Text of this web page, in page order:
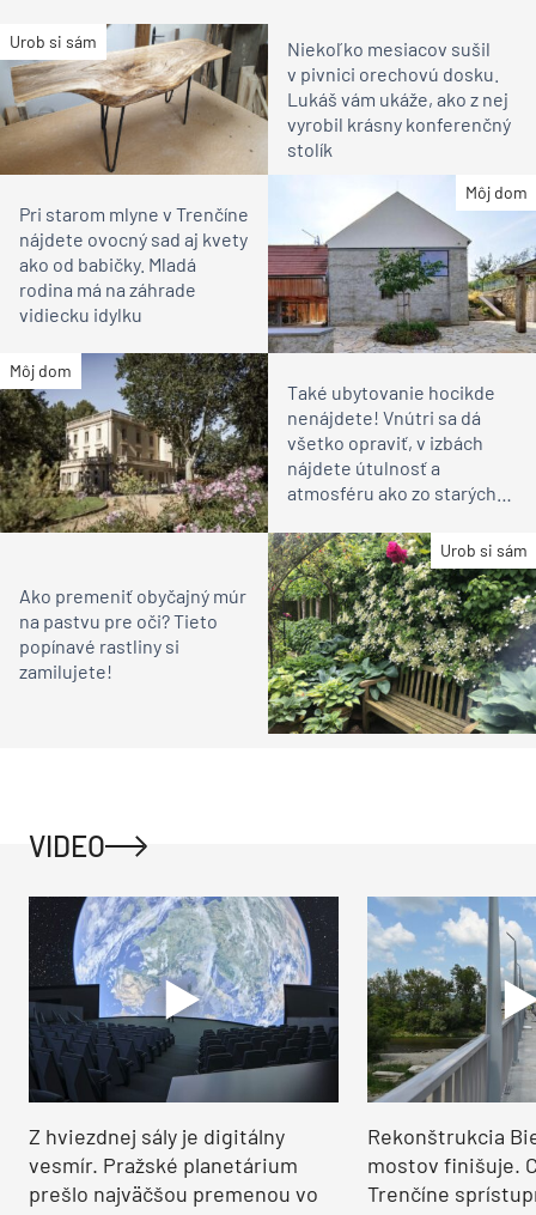
Urob si sám
Niekoľko mesiacov sušil
v pivnici orechovú dosku.
Lukáš vám ukáže, ako z nej
vyrobil krásny konferenčný
stolík
Môj dom
Pri starom mlyne v Trenčíne
nájdete ovocný sad aj kvety
ako od babičky. Mladá
rodina má na záhrade
vidiecku idylku
Môj dom
Také ubytovanie hocikde
nenájdete! Vnútri sa dá
všetko opraviť, v izbách
nájdete útulnosť a
atmosféru ako zo starých
Urob si sám
Ako premeniť obyčajný múr
na pastvu pre oči? Tieto
popínavé rastliny si
zamilujete!
VIDEO
Z hviezdnej sály je digitálny
vesmír. Pražské planetárium
prešlo najväčšou premenou vo
Rekonštrukcia
mostov finišuje.
Trenčíne